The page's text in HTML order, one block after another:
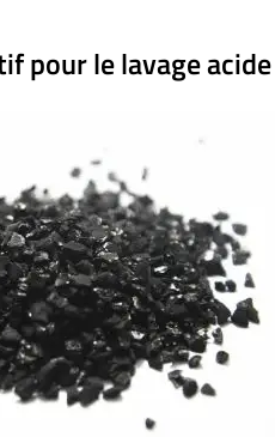
pour le lavage acide